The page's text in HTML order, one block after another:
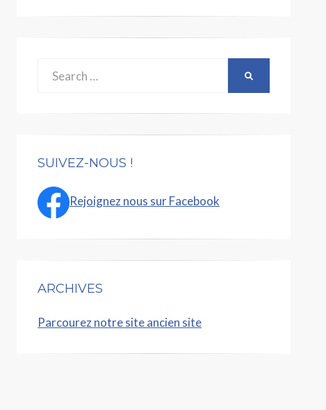
SUIVEZ-NOUS !
Rejoignez nous sur Facebook
ARCHIVES
Parcourez notre site ancien site